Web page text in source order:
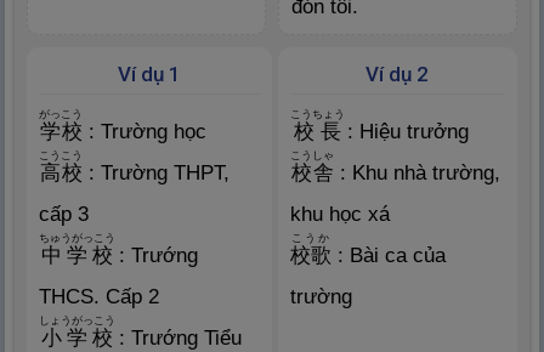
đón tôi.
Ví dụ 1
学校
がっこう
: Trường học
高校
こうこう
: Trường THPT,
cấp 3
中学校
ちゅうがっこう
: Trướng
THCS. Cấp 2
小学校
しょうがっこう
: Trướng Tiểu
Ví dụ 2
校 長
こうちょう
: Hiệu trưởng
校舎
こうしゃ
: Khu nhà trường,
khu học xá
校歌
こうか
: Bài ca của
trường